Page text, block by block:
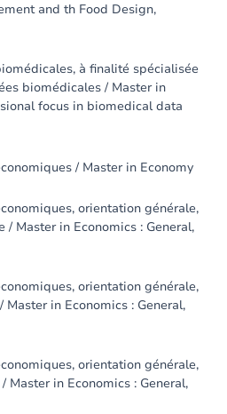
and th Food Design,
à finalité spécialisée
biomédicales / Master in
focus in biomedical data
/ Master in Economy
orientation générale,
Master in Economics : General,
orientation générale,
in Economics : General,
orientation générale,
Master in Economics : General,